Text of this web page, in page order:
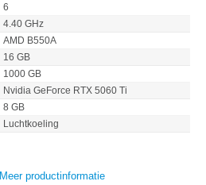
6
4.40 GHz
AMD B550A
16 GB
1000 GB
Nvidia GeForce RTX 5060 Ti
8 GB
Luchtkoeling
Meer productinformatie